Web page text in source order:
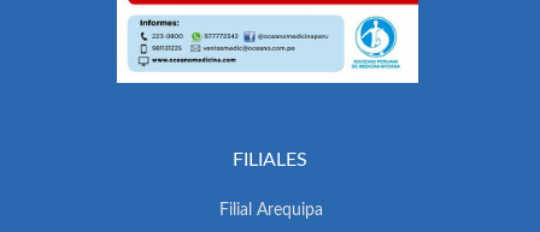
FILIALES
Filial Arequipa